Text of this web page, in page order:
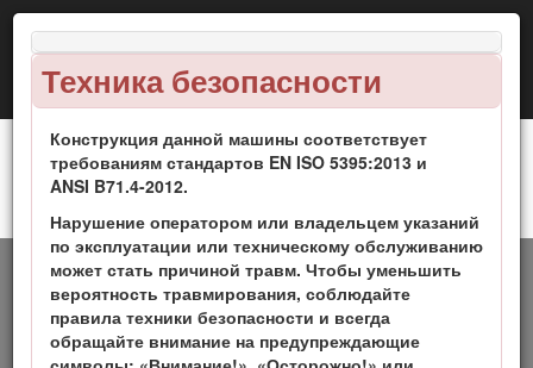
Техника безопасности
Конструкция данной машины соответствует
требованиям стандартов EN ISO 5395:2013 и
ANSI B71.4-2012.
Нарушение оператором или владельцем указаний
по эксплуатации или техническому обслуживанию
может стать причиной травм. Чтобы уменьшить
вероятность травмирования, соблюдайте
правила техники безопасности и всегда
обращайте внимание на предупреждающие
4000Введение
Ездовая газонокосилка с режущим аппаратом
вращательно-цилиндрического типа предназначена для
коммерческого использования профессиональными
наемными операторами. Она предназначена главным